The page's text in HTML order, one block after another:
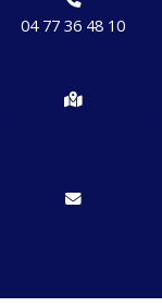
04 77 36 48 10